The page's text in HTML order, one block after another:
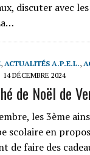
discuter avec
, ACTUALITÉS A.P.E.L.,
14 DÉCEMBRE 2024
de Noël de
les 3ème
scolaire en
de faire des